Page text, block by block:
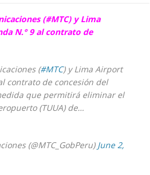
(#MTC) y Lima
N.° 9 al contrato de
(#MTC) y Lima Airport
contrato de concesión del
que permitirá eliminar el
(TUUA) de…
(@MTC_GobPeru) June 2,